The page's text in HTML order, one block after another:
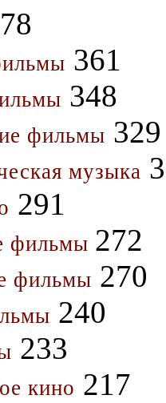
361
348
фильмы 329
музыка
291
фильмы 272
фильмы 270
240
233
кино 217